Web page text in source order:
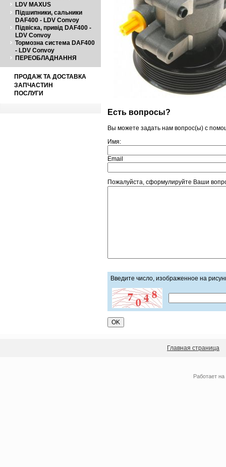
LDV MAXUS
Підшипники, сальники
DAF400 - LDV Convoy
Підвіска, привід DAF400 -
LDV Convoy
Тормозна система DAF400
- LDV Convoy
ПЕРЕОБЛАДНАННЯ
ПРОДАЖ ТА ДОСТАВКА
ЗАПЧАСТИН
ПОСЛУГИ
Есть вопросы?
Вы можете задать нам вопрос(ы) с
Имя:
Email
Пожалуйста, сформулируйте Ваши
Введите число, изображенное на
Главная страница
Работает